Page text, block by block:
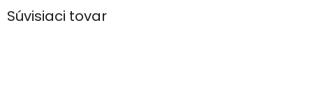
Súvisiaci tovar